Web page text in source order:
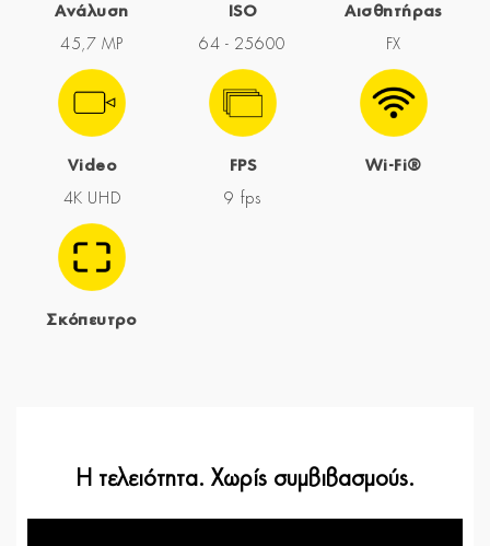
Ανάλυση
45,7 MP
ISO
64 - 25600
Αισθητήρας
FX
Video
4K UHD
FPS
9 fps
Wi-Fi®
Σκόπευτρο
Η τελειότητα. Χωρίς συμβιβασμούς.